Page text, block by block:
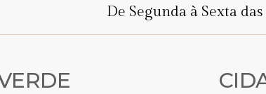
De Segunda à Sexta